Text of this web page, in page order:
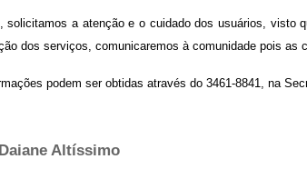
solicitamos a atenção e o cuidado dos usuários, visto
dos serviços, comunicaremos à comunidade pois
podem ser obtidas através do 3461-8841, na
Altíssimo